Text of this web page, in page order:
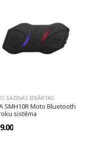
SAZIŅAS IEKĀRTAS
SMH10R Moto Bluetooth
sistēma